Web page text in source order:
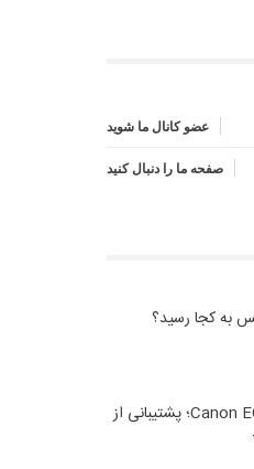
عضو کانال ما شوید
صفحه ما را دنبال کنید
به کجا رسید؟
آپدیت جدید Canon EOS R6 V؛ پشتیبانی از